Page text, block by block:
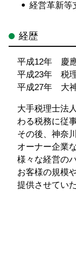
経営革新等
経歴
平成12年 慶
平成23年 税
平成27年 大
大手税理士法
わる税務に従
その後、神奈
オーナー企業
様々な経営の
お客様の規模
提供させてい